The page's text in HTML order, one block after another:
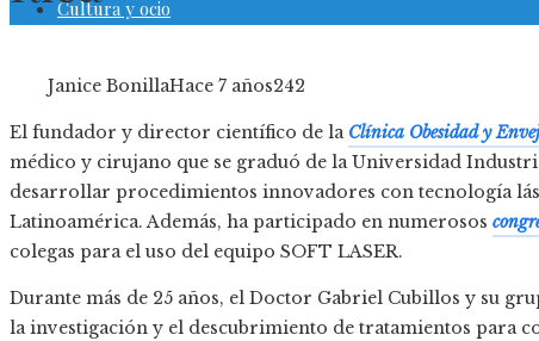
Cultura y ocio
Janice BonillaHace 7 años242
El fundador y director científico de la Clínica Obesidad y
médico y cirujano que se graduó de la Universidad
desarrollar procedimientos innovadores con tecnología
Latinoamérica. Además, ha participado en numerosos
colegas para el uso del equipo SOFT LASER.
Durante más de 25 años, el Doctor Gabriel Cubillos y su
la investigación y el descubrimiento de tratamientos para